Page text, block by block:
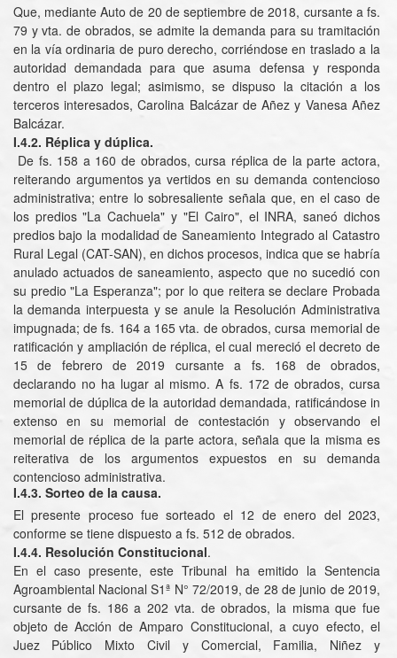
Que, mediante Auto de 20 de septiembre de 2018, cursante a fs.
79 y vta. de obrados, se admite la demanda para su tramitación
en la vía ordinaria de puro derecho, corriéndose en traslado a la
autoridad demandada para que asuma defensa y responda
dentro el plazo legal; asimismo, se dispuso la citación a los
terceros interesados, Carolina Balcázar de Añez y Vanesa Añez
Balcázar.
I.4.2. Réplica y dúplica.
De fs. 158 a 160 de obrados, cursa réplica de la parte actora,
reiterando argumentos ya vertidos en su demanda contencioso
administrativa; entre lo sobresaliente señala que, en el caso de
los predios "La Cachuela" y "El Cairo", el INRA, saneó dichos
predios bajo la modalidad de Saneamiento Integrado al Catastro
Rural Legal (CAT-SAN), en dichos procesos, indica que se habría
anulado actuados de saneamiento, aspecto que no sucedió con
su predio "La Esperanza"; por lo que reitera se declare Probada
la demanda interpuesta y se anule la Resolución Administrativa
impugnada; de fs. 164 a 165 vta. de obrados, cursa memorial de
ratificación y ampliación de réplica, el cual mereció el decreto de
15 de febrero de 2019 cursante a fs. 168 de obrados,
declarando no ha lugar al mismo. A fs. 172 de obrados, cursa
memorial de dúplica de la autoridad demandada, ratificándose in
extenso en su memorial de contestación y observando el
memorial de réplica de la parte actora, señala que la misma es
reiterativa de los argumentos expuestos en su demanda
contencioso administrativa.
I.4.3. Sorteo de la causa.
El presente proceso fue sorteado el 12 de enero del 2023,
conforme se tiene dispuesto a fs. 512 de obrados.
I.4.4. Resolución Constitucional.
En el caso presente, este Tribunal ha emitido la Sentencia
Agroambiental Nacional S1ª N° 72/2019, de 28 de junio de 2019,
cursante de fs. 186 a 202 vta. de obrados, la misma que fue
objeto de Acción de Amparo Constitucional, a cuyo efecto, el
Juez Público Mixto Civil y Comercial, Familia, Niñez y